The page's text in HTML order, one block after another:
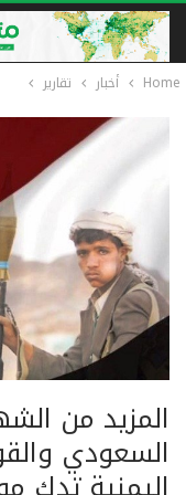
Home أخبار تقارير
المزيد من
السعودي